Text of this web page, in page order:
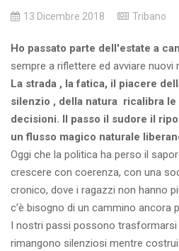
13 Dicembre 2018 Tribano
Ho passato parte dell'estate a
sempre a riflettere ed avviare
La strada , la fatica, il piacere
silenzio , della natura ricalibra
decisioni. Il passo il sudore il
un flusso magico naturale
Oggi che la politica ha perso il
crescere con coerenza, con una
cronico, dove i ragazzi non hanno
c’è bisogno di un cammino ancora
I nostri passi possono
rimangono silenziosi mentre